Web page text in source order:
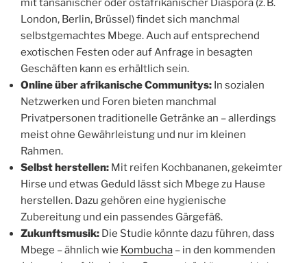
mit tansanischer oder ostafrikanischer Diaspora (z. B.
London, Berlin, Brüssel) findet sich manchmal
selbstgemachtes Mbege. Auch auf entsprechend
exotischen Festen oder auf Anfrage in besagten
Geschäften kann es erhältlich sein.
Online über afrikanische Communitys: In sozialen
Netzwerken und Foren bieten manchmal
Privatpersonen traditionelle Getränke an – allerdings
meist ohne Gewährleistung und nur im kleinen
Rahmen.
Selbst herstellen: Mit reifen Kochbananen, gekeimter
Hirse und etwas Geduld lässt sich Mbege zu Hause
herstellen. Dazu gehören eine hygienische
Zubereitung und ein passendes Gärgefäß.
Zukunftsmusik: Die Studie könnte dazu führen, dass
Mbege – ähnlich wie Kombucha – in den kommenden